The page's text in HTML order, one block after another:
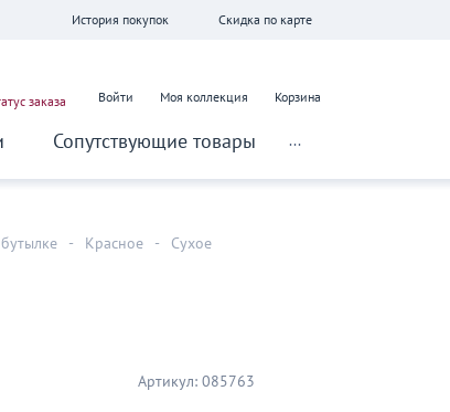
История покупок Скидка по карте
заказа Войти Моя коллекция Корзина
Сопутствующие товары ...
- Красное -
Сухое
Артикул: 085763